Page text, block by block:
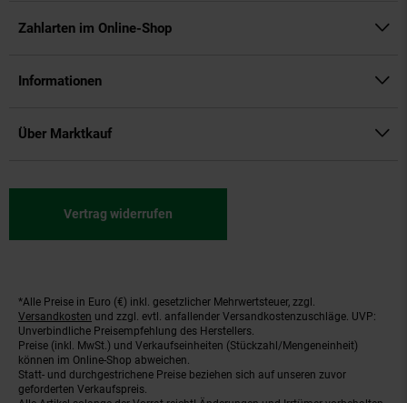
Zahlarten im Online-Shop
Informationen
Über Marktkauf
Vertrag widerrufen
Fußnoten
*Alle Preise in Euro (€) inkl. gesetzlicher Mehrwertsteuer, zzgl.
Versandkosten und zzgl. evtl. anfallender Versandkostenzuschläge. UVP:
Unverbindliche Preisempfehlung des Herstellers.
Preise (inkl. MwSt.) und Verkaufseinheiten (Stückzahl/Mengeneinheit)
können im Online-Shop abweichen.
Statt- und durchgestrichene Preise beziehen sich auf unseren zuvor
geforderten Verkaufspreis.